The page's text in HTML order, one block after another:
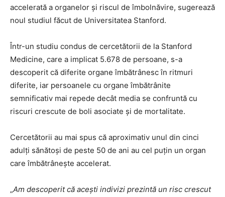
accelerată a organelor și riscul de îmbolnăvire, sugerează
noul studiul făcut de Universitatea Stanford.
Într-un studiu condus de cercetătorii de la Stanford
Medicine, care a implicat 5.678 de persoane, s-a
descoperit că diferite organe îmbătrânesc în ritmuri
diferite, iar persoanele cu organe îmbătrânite
semnificativ mai repede decât media se confruntă cu
riscuri crescute de boli asociate și de mortalitate.
Cercetătorii au mai spus că aproximativ unul din cinci
adulți sănătoși de peste 50 de ani au cel puțin un organ
care îmbătrânește accelerat.
„Am descoperit că acești indivizi prezintă un risc crescut